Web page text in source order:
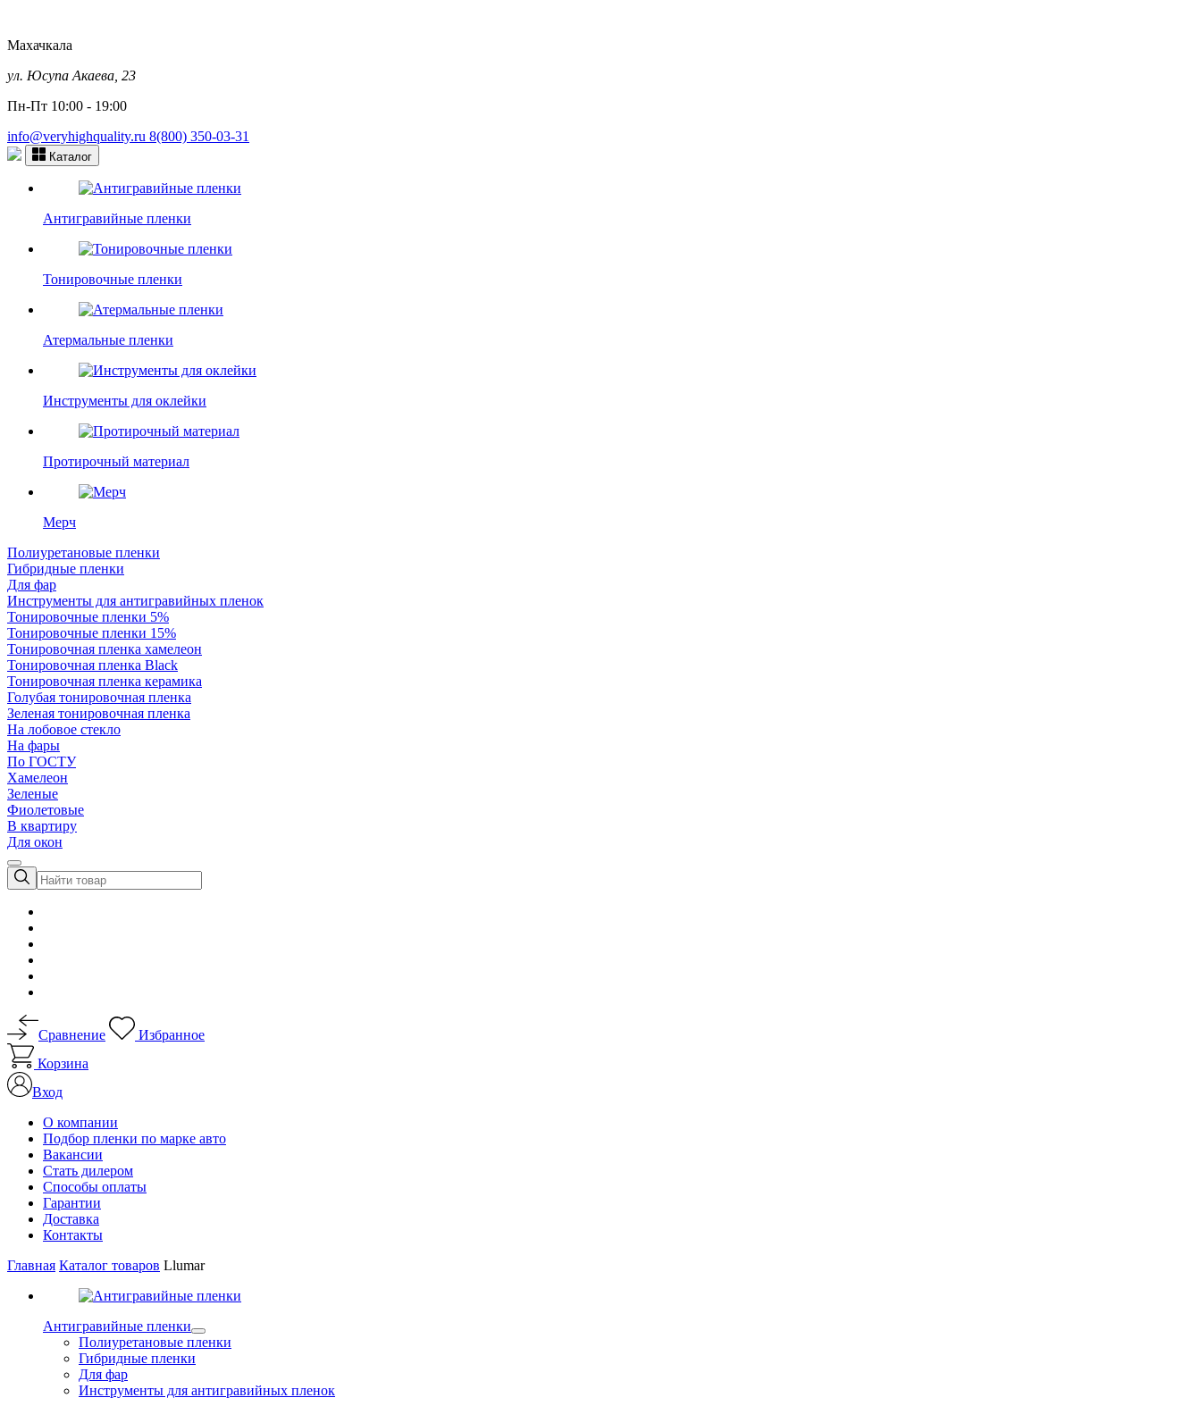
Махачкала
ул. Юсупа Акаева, 23
Пн-Пт 10:00 - 19:00
info@veryhighquality.ru 8(800) 350-03-31
Каталог
Антигравийные пленки
Тонировочные пленки
Атермальные пленки
Инструменты для оклейки
Протирочный материал
Мерч
Полиуретановые пленки
Гибридные пленки
Для фар
Инструменты для антигравийных пленок
Тонировочные пленки 5%
Тонировочные пленки 15%
Тонировочная пленка хамелеон
Тонировочная пленка Black
Тонировочная пленка керамика
Голубая тонировочная пленка
Зеленая тонировочная пленка
На лобовое стекло
На фары
По ГОСТУ
Хамелеон
Зеленые
Фиолетовые
В квартиру
Для окон
Сравнение
Избранное
Корзина
Вход
О компании
Подбор пленки по марке авто
Вакансии
Стать дилером
Способы оплаты
Гарантии
Доставка
Контакты
Главная Каталог товаров Llumar
Антигравийные пленки
Полиуретановые пленки
Гибридные пленки
Для фар
Инструменты для антигравийных пленок